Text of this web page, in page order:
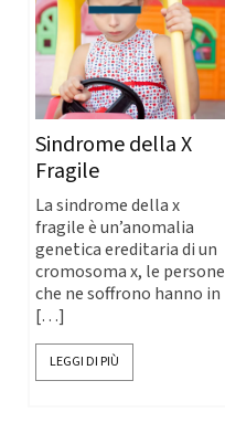
Sindrome della X
Fragile
La sindrome della x
fragile è un’anomalia
genetica ereditaria di un
cromosoma x, le persone
che ne soffrono hanno in
[…]
LEGGI DI PIÙ